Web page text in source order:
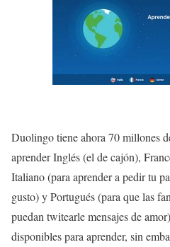
Duolingo tiene ahora 70 millones
aprender Inglés (el de cajón),
Italiano (para aprender a pedir tu
gusto) y Portugués (para que las
puedan twitearle mensajes de
disponibles para aprender, sin